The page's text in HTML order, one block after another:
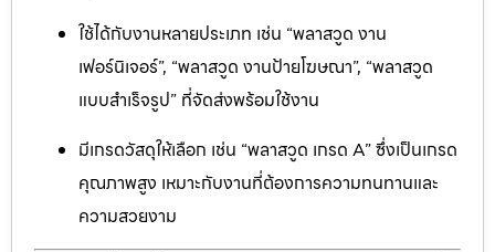
ใช้ได้กับงานหลายประเภท เช่น “พลาสวูด งาน
เฟอร์นิเจอร์”, “พลาสวูด งานป้ายโฆษณา”, “พลาสวูด
แบบสำเร็จรูป” ที่จัดส่งพร้อมใช้งาน
มีเกรดวัสดุให้เลือก เช่น “พลาสวูด เกรด A” ซึ่งเป็นเกรด
คุณภาพสูง เหมาะกับงานที่ต้องการความทนทานและ
ความสวยงาม